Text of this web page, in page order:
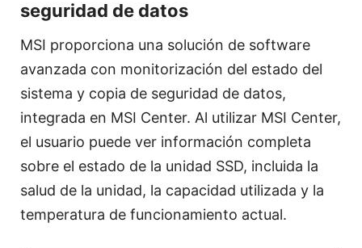
seguridad de datos
MSI proporciona una solución de software
avanzada con monitorización del estado del
sistema y copia de seguridad de datos,
integrada en MSI Center. Al utilizar MSI Center,
el usuario puede ver información completa
sobre el estado de la unidad SSD, incluida la
salud de la unidad, la capacidad utilizada y la
temperatura de funcionamiento actual.